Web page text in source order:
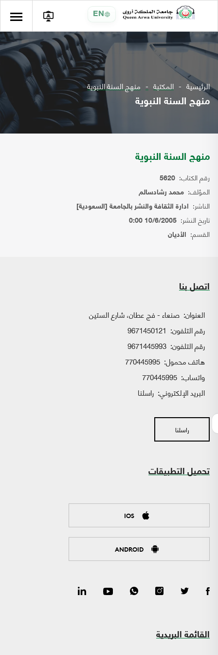
EN
الرئيسية المكتبة منهج السنة النبوية
منهج السنة النبوية
منهج السنة النبوية
رقم الكتاب: 5620
المؤلف: محمد رشادسالم
الناشر: ادارة الثقافة والنشر بالجامعة [السعودية]
تاريخ النشر: 10/6/2005 0:00
القسم: الأديان
اتصل بنا
العنوان: صنعاء - فج عطان، شارع الستين
رقم التلفون: 9671450121
رقم التلفون: 9671445993
هاتف محمول: 770445995
واتساب:
البريد الإلكتروني: راسلنا
راسلنا
تحميل التطبيقات
IOS
ANDROID
القائمة البريدية